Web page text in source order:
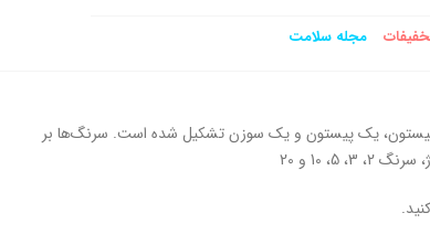
مجله سلامت
یک پیستون و یک سوزن تشکیل شده است. سرنگ‌ها بر
10 و 20